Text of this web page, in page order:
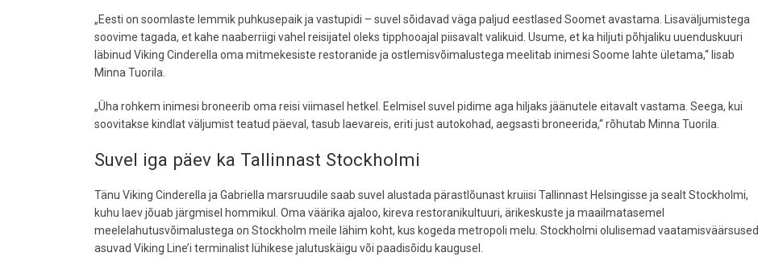
„Eesti on soomlaste lemmik puhkusepaik ja vastupidi – suvel sõidavad väga paljud eestlased Soomet avastama. Lisaväljumistega
soovime tagada, et kahe naaberriigi vahel reisijatel oleks tipphooajal piisavalt valikuid. Usume, et ka hiljuti põhjaliku uuenduskuuri
läbinud Viking Cinderella oma mitmekesiste restoranide ja ostlemisvõimalustega meelitab inimesi Soome lahte ületama,“ lisab
Minna Tuorila.
„Üha rohkem inimesi broneerib oma reisi viimasel hetkel. Eelmisel suvel pidime aga hiljaks jäänutele eitavalt vastama. Seega, kui
soovitakse kindlat väljumist teatud päeval, tasub laevareis, eriti just autokohad, aegsasti broneerida,“ rõhutab Minna Tuorila.
Suvel iga päev ka Tallinnast Stockholmi
Tänu Viking Cinderella ja Gabriella marsruudile saab suvel alustada pärastlõunast kruiisi Tallinnast Helsingisse ja sealt Stockholmi,
kuhu laev jõuab järgmisel hommikul. Oma väärika ajaloo, kireva restoranikultuuri, ärikeskuste ja maailmatasemel
meelelahutusvõimalustega on Stockholm meile lähim koht, kus kogeda metropoli melu. Stockholmi olulisemad vaatamisväärsused
asuvad Viking Line’i terminalist lühikese jalutuskäigu või paadisõidu kaugusel.